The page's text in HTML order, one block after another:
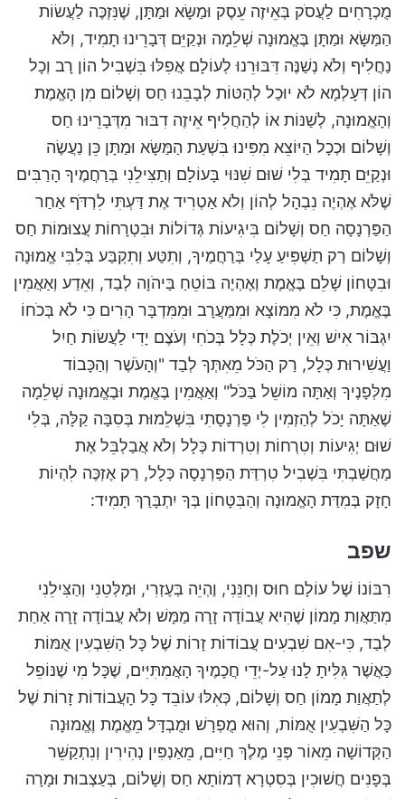
מֻכְרָחִים לַעֲסֹק בְּאֵיזֶה עֵסֶק וּמַשָּׂא וּמַתָּן, שֶׁנִּזְכֶּה לַעֲשׂוֹת
הַמַּשָּׂא וּמַתָּן בֶּאֱמוּנָה שְׁלֵמָה וּנְקַיֵּם דְּבָרֵינוּ תָמִיד, וְלֹא
נַחֲלִיף וְלֹא נְשַׁנֶּה דִּבּוּרֵנוּ לְעוֹלָם אֲפִלּוּ בִּשְׁבִיל הוֹן רָב וְכָל
הוֹן דְּעָלְמָא לֹא יוּכַל לְהַטּוֹת לְבָבֵנוּ חַס וְשָׁלוֹם מִן הָאֱמֶת
וְהָאֱמוּנָה, לְשַׁנּוֹת אוֹ לְהַחֲלִיף אֵיזֶה דִבּוּר מִדְּבָרֵינוּ חַס
וְשָׁלוֹם וּכְכָל הַיּוֹצֵא מִפִּינוּ בִּשְׁעַת הַמַּשָּׂא וּמַתָּן כֵּן נַעֲשֶׂה
וּנְקַיֵּם תָּמִיד בְּלִי שׁוּם שִׁנּוּי בָּעוֹלָם וְתַצִּילֵנִי בְּרַחֲמֶיךָ הָרַבִּים
שֶׁלֹּא אֶהְיֶה נִבְהָל לְהוֹן וְלֹא אַטְרִיד אֶת דַּעְתִּי לִרְדֹּף אַחַר
הַפַּרְנָסָה חַס וְשָׁלוֹם בִּיגִיעוֹת גְּדוֹלוֹת וּבִטְרָחוֹת עֲצוּמוֹת חַס
וְשָׁלוֹם רַק תַשְׁפִּיעַ עָלַי בְּרַחֲמֶיךָ, וְתִטַּע וְתִקְבַּע בְּלִבִּי אֱמוּנָה
וּבִטָּחוֹן שָׁלֵם בֶּאֱמֶת וְאֶהְיֶה בּוֹטֵחַ בַּיהֹוָה לְבַד, וְאֵדַע וְאַאֲמִין
בֶּאֱמֶת, כִּי לֹא מִמּוֹצָא וּמִמַּעֲרָב וּמִמִּדְבָּר הָרִים כִּי לֹא בְּכֹחוֹ
יִגְבּוֹר אִישׁ וְאֵין יְכֹלֶת כְּלָל בְּכֹחִי וְעֹצֶם יָדִי לַעֲשׂוֹת חַיִל
וַעֲשִׁירוּת כְּלָל, רַק הַכֹּל מֵאִתְּךָ לְבַד "וְהָעֹשֶׁר וְהַכָּבוֹד
מִלְּפָנֶיךָ וְאַתָּה מוֹשֵׁל בַּכֹּל" וְאַאֲמִין בֶּאֱמֶת וּבֶאֱמוּנָה שְׁלֵמָה
שֶׁאַתָּה יָכֹל לְהַזְמִין לִי פַּרְנָסָתִי בִּשְׁלֵמוּת בְּסִבָּה קַלָּה, בְּלִי
שׁוּם יְגִיעוֹת וְטִרְחוֹת וְטִרְדוֹת כְּלָל וְלֹא אֲבַלְבֵּל אֶת
מַחֲשַׁבְתִּי בִּשְׁבִיל טִרְדַּת הַפַּרְנָסָה כְּלָל, רַק אֶזְכֶּה לִהְיוֹת
חָזָק בְּמִדַּת הָאֱמוּנָה וְהַבִּטָּחוֹן בְּךָ יִתְבָּרַךְ תָּמִיד:
שפב
רִבּוֹנוֹ שֶׁל עוֹלָם חוּס וְחָנֵּנִי, וֶהְיֵה בְּעֶזְרִי, וּמַלְּטֵנִי וְהַצִּילֵנִי
מִתַּאֲוַת מָמוֹן שֶׁהִיא עֲבוֹדָה זָרָה מַמָּשׁ וְלֹא עֲבוֹדָה זָרָה אַחַת
לְבַד, כִּי-אִם שִׁבְעִים עֲבוֹדוֹת זָרוֹת שֶׁל כָּל הַשִּׁבְעִין אֻמּוֹת
כַּאֲשֶׁר גִּלִּיתָ לָנוּ עַל-יְדֵי חֲכָמֶיךָ הָאֲמִתִּיִּים, שֶׁכָּל מִי שֶׁנּוֹפֵל
לְתַאֲוַת מָמוֹן חַס וְשָׁלוֹם, כְּאִלּוּ עוֹבֵד כָּל הָעֲבוֹדוֹת זָרוֹת שֶׁל
כָּל הַשִּׁבְעִין אֻמּוֹת, וְהוּא מֻפְרָשׁ וּמֻבְדָּל מֵאֱמֶת וֶאֱמוּנָה
הַקְּדוֹשָׁה מֵאוֹר פְּנֵי מֶלֶךְ חַיִּים, מֵאַנְפִּין נְהִירִין וְנִתְקַשֵּׁר
בְּפָנִים חֲשׁוּכִין בְּסִטְרָא דְמוֹתָא חַס וְשָׁלוֹם, בְּעַצְבוּת וּמָרָה